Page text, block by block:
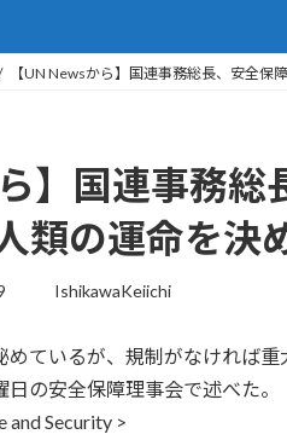
【UN Newsから】国連事務総長、安全保
ら】国連事務
類の運命を決
IshikawaKeiichi
めているが、規制がなければ
の安全保障理事会で述べた。
and Security >